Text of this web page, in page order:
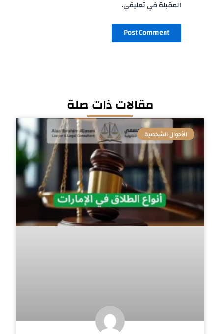
المقبلة في تعليقي.
مقالات ذات صلة
الأحوال الشخصية